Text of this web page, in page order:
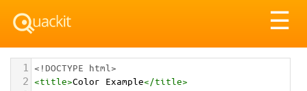
☰
1 <!DOCTYPE html>
2 <title>Color Example</title>